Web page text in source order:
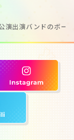
演出演バンドのボー